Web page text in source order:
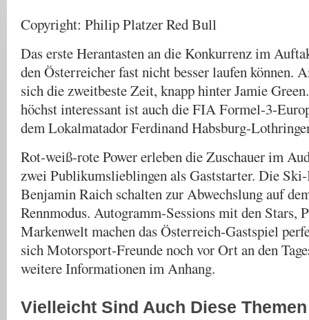
Copyright: Philip Platzer Red Bull
Das erste Herantasten an die Konkurrenz im
den Österreicher fast nicht besser laufen können.
sich die zweitbeste Zeit, knapp hinter Jamie
höchst interessant ist auch die FIA Formel-3-
dem Lokalmatador Ferdinand Habsburg-
Rot-weiß-rote Power erleben die Zuschauer im
zwei Publikumslieblingen als Gaststarter. Die
Benjamin Raich schalten zur Abwechslung auf
Rennmodus. Autogramm-Sessions mit den
Markenwelt machen das Österreich-Gastspiel
sich Motorsport-Freunde noch vor Ort an den
weitere Informationen im Anhang.
Vielleicht Sind Auch Diese